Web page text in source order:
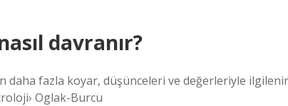
davranır?
daha fazla koyar, düşünceleri ve değerleriyle
Oglak-Burcu